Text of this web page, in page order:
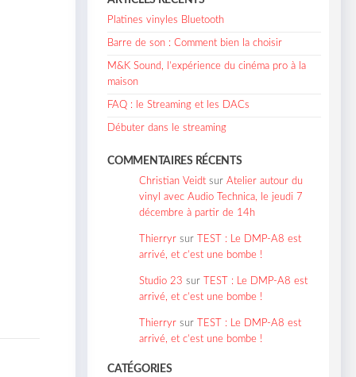
Platines vinyles Bluetooth
Barre de son : Comment bien la choisir
M&K Sound, l’expérience du cinéma pro à la
maison
FAQ : le Streaming et les DACs
Débuter dans le streaming
COMMENTAIRES RÉCENTS
Christian Veidt surAtelier autour du
vinyl avec Audio Technica, le jeudi 7
décembre à partir de 14h
Thierryr sur
TEST : Le DMP-A8 est
arrivé, et c’est une bombe !
Studio 23 sur
TEST : Le DMP-A8 est
arrivé, et c’est une bombe !
Thierryr sur
TEST : Le DMP-A8 est
arrivé, et c’est une bombe !
CATÉGORIES